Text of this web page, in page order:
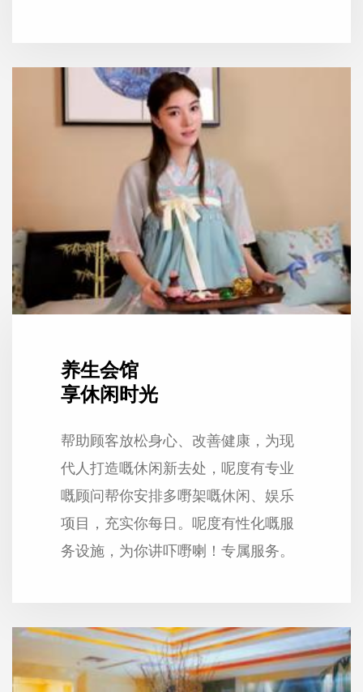
养生会馆
享休闲时光
帮助顾客放松身心、改善健康，为现
代人打造嘅休闲新去处，呢度有专业
嘅顾问帮你安排多嘢架嘅休闲、娱乐
项目，充实你每日。呢度有性化嘅服
务设施，为你讲吓嘢喇！专属服务。